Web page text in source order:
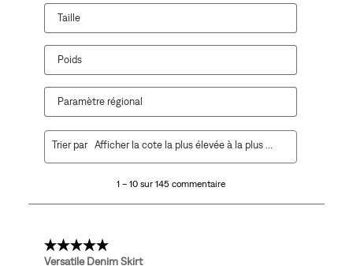
Taille
Poids
Paramètre régional
145
1 – 10 sur 145 commentaire
Trier par Afficher la cote la plus élevée à la plus faible
5 étoile(s) sur 5.
Versatile Denim Skirt